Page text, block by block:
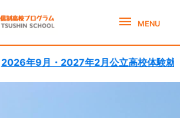
MENU
MENU
年2月公立高校体験就学受付中。語学